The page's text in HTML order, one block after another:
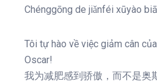
Chénggōng de jiǎnféi xūyào
Tôi tự hào về việc giảm cân
Oscar!
我为减肥感到骄傲，而不是奥